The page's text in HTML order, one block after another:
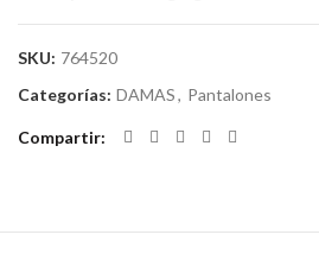
SKU: 764520
Categorías: DAMAS, Pantalones
Compartir